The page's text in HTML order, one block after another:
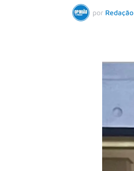
por Redação